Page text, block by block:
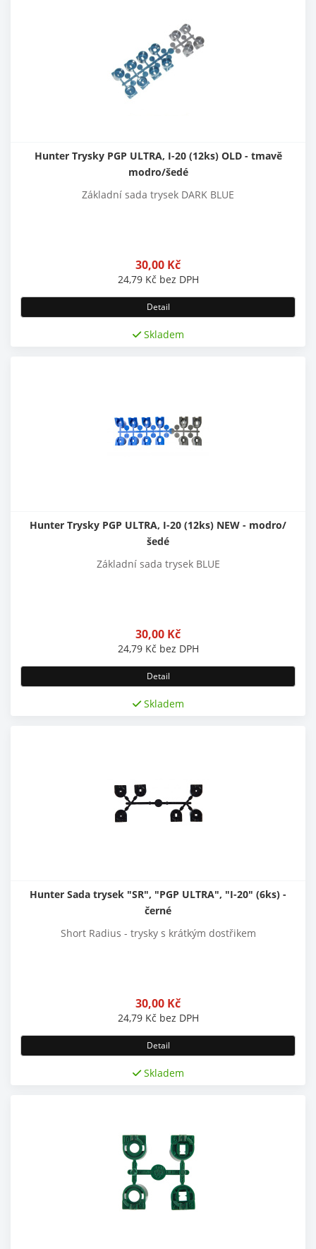
Hunter Trysky PGP ULTRA, I-20 (12ks) OLD - tmavě
modro/šedé
Základní sada trysek DARK BLUE
30,00 Kč
24,79 Kč bez DPH
Detail
Skladem
Hunter Trysky PGP ULTRA, I-20 (12ks) NEW - modro/
šedé
Základní sada trysek BLUE
30,00 Kč
24,79 Kč bez DPH
Detail
Skladem
Hunter Sada trysek "SR", "PGP ULTRA", "I-20" (6ks) -
černé
Short Radius - trysky s krátkým dostřikem
30,00 Kč
24,79 Kč bez DPH
Detail
Skladem